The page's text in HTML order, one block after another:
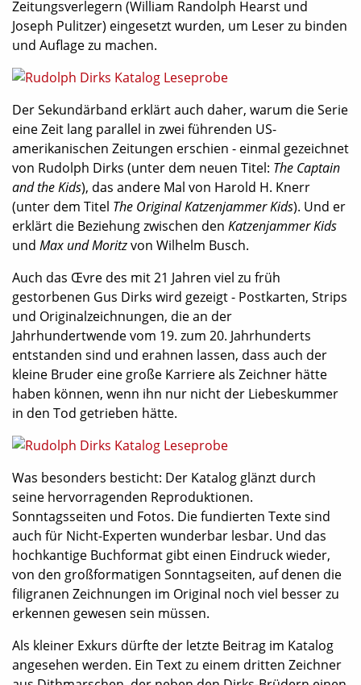
Zeitungsverlegern (William Randolph Hearst und
Joseph Pulitzer) eingesetzt wurden, um Leser zu binden
und Auflage zu machen.
Der Sekundärband erklärt auch daher, warum die Serie
eine Zeit lang parallel in zwei führenden US-
amerikanischen Zeitungen erschien - einmal gezeichnet
von Rudolph Dirks (unter dem neuen Titel: The Captain
and the Kids), das andere Mal von Harold H. Knerr
(unter dem Titel The Original Katzenjammer Kids). Und er
erklärt die Beziehung zwischen den Katzenjammer Kids
und Max und Moritzvon Wilhelm Busch.
Auch das Œvre des mit 21 Jahren viel zu früh
gestorbenen Gus Dirks wird gezeigt - Postkarten, Strips
und Originalzeichnungen, die an der
Jahrhundertwende vom 19. zum 20. Jahrhunderts
entstanden sind und erahnen lassen, dass auch der
kleine Bruder eine große Karriere als Zeichner hätte
haben können, wenn ihn nur nicht der Liebeskummer
in den Tod getrieben hätte.
Was besonders besticht: Der Katalog glänzt durch
seine hervorragenden Reproduktionen.
Sonntagsseiten und Fotos. Die fundierten Texte sind
auch für Nicht-Experten wunderbar lesbar. Und das
hochkantige Buchformat gibt einen Eindruck wieder,
von den großformatigen Sonntagseiten, auf denen die
filigranen Zeichnungen im Original noch viel besser zu
erkennen gewesen sein müssen.
Als kleiner Exkurs dürfte der letzte Beitrag im Katalog
angesehen werden. Ein Text zu einem dritten Zeichner